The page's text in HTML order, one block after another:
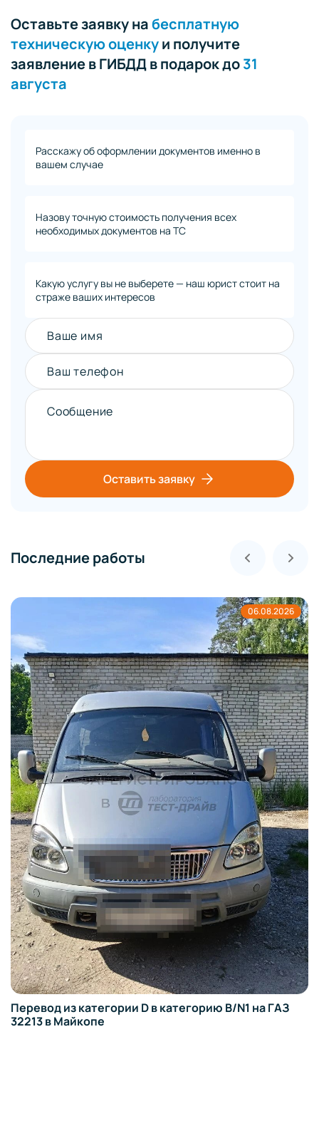
Оставьте заявку набесплатную
техническую оценкуи получите
заявление в ГИБДД в подарок до31
августа
Расскажу об оформлении документов именно в
вашем случае
Назову точную стоимость получения всех
необходимых документов на ТС
Какую услугу вы не выберете — наш юрист стоит на
страже ваших интересов
Ваше имя
Ваш телефон
Сообщение
Оставить заявку
Последние работы
06.08.2026
Перевод из категории D в категорию B/N1 на ГАЗ
32213 в Майкопе